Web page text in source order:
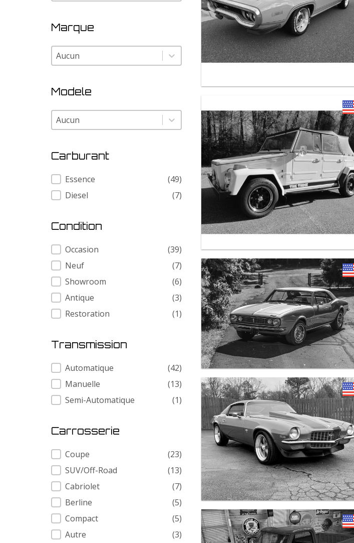
Marque
Marque
Marque
Modele
Modele
Modele
Carburant
Carburant
Essence
(49)
Diesel
(7)
Condition
Condition
Occasion
(39)
Neuf
(7)
Showroom
(6)
Antique
(3)
Restoration
(1)
Transmission
Transmission
Automatique
(42)
Manuelle
(13)
Semi-Automatique
(1)
Carrosserie
Carrosserie
Coupe
(23)
SUV/Off-Road
(13)
Cabriolet
(7)
Berline
(5)
Compact
(5)
Autre
(3)